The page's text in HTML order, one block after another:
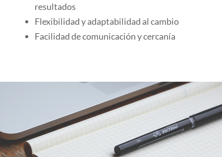
resultados
Flexibilidad y adaptabilidad al cambio
Facilidad de comunicación y cercanía